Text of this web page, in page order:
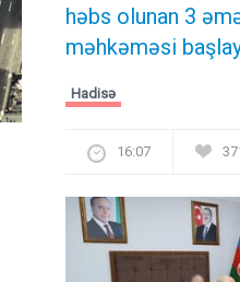
həbs olunan 3
məhkəməsi
Hadisə
16:07